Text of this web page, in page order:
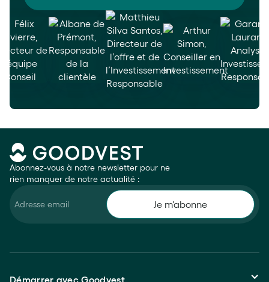
Abonnez-vous à notre newsletter pour ne
rien manquer de notre actualité :
Démarrer avec Goodvest